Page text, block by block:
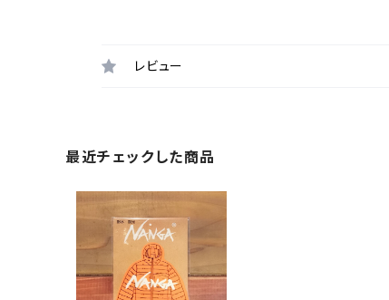
レビュー
最近チェックした商品